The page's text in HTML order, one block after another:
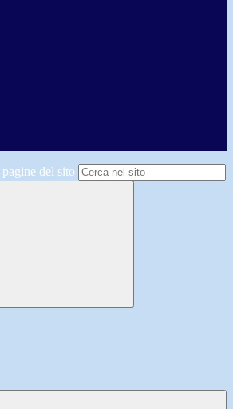
del sito